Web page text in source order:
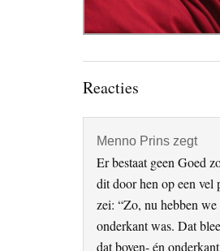
Lees
Reacties
Menno Prins zegt
Er bestaat geen Goed
dit door hen op een vel
zei: “Zo, nu hebben we
onderkant was. Dat
dat boven- én